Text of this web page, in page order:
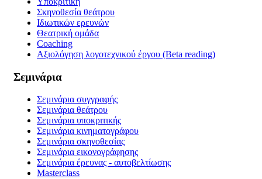
Σκηνοθεσία θεάτρου
Ιδιωτικών ερευνών
Θεατρική ομάδα
Coaching
Αξιολόγηση λογοτεχνικού έργου (Beta reading)
Σεμινάρια
Σεμινάρια συγγραφής
Σεμινάρια θεάτρου
Σεμινάρια υποκριτικής
Σεμινάρια κινηματογράφου
Σεμινάρια σκηνοθεσίας
Σεμινάρια εικονογράφησης
Σεμινάρια έρευνας - αυτοβελτίωσης
Masterclass